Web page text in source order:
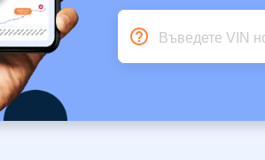
Въведете VIN